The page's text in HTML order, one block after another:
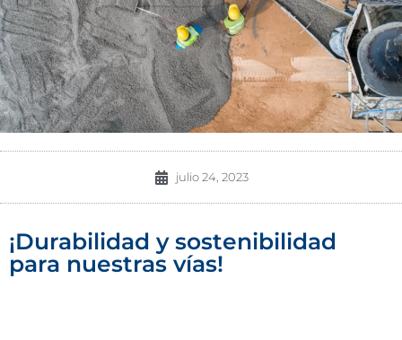
julio 24, 2023
¡Durabilidad y sostenibilidad
para nuestras vías!